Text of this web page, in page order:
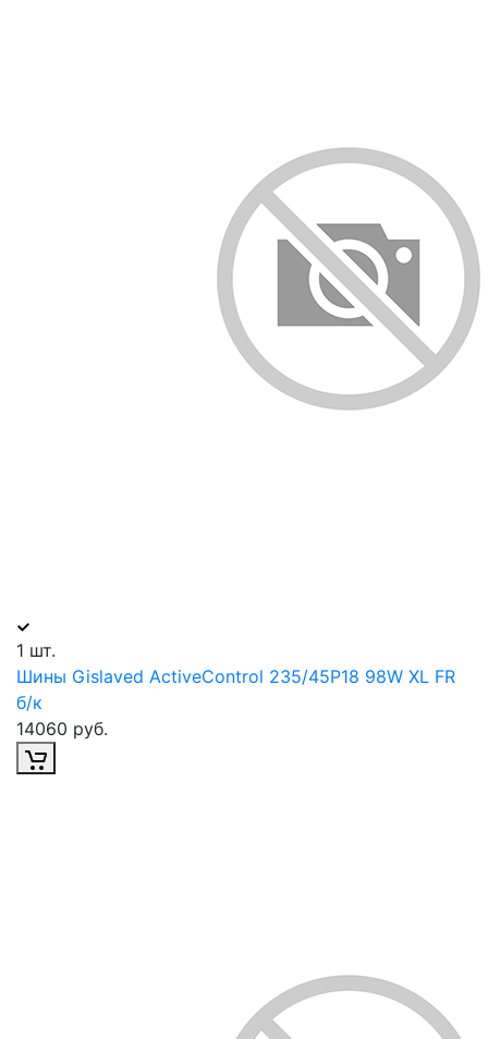
1 шт.
Шины Gislaved ActiveControl 235/45Р18 98W XL FR
б/к
14060 руб.